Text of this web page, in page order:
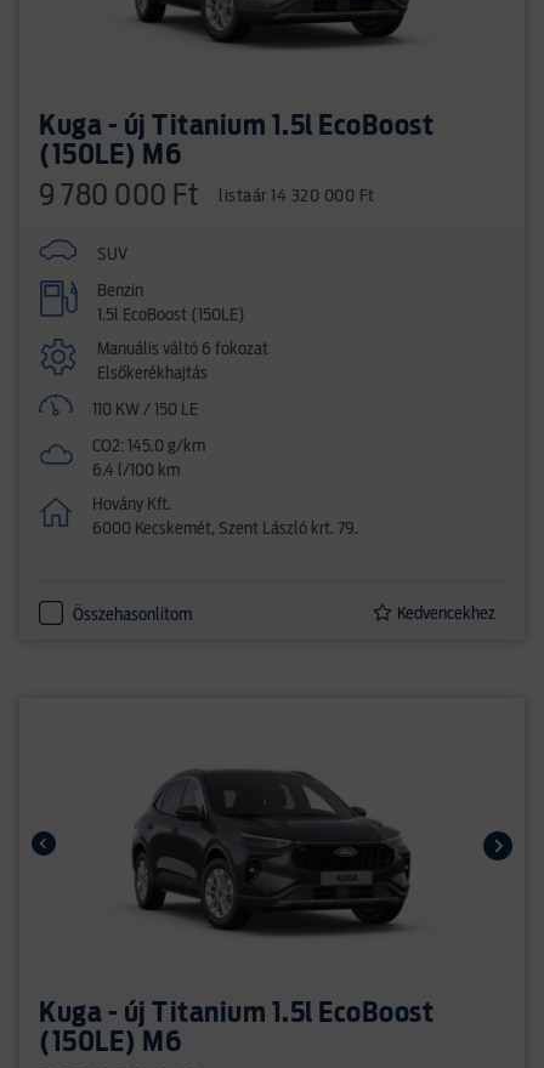
Kuga - új Titanium 1.5l EcoBoost
(150LE) M6
9 780 000 Ft listaár 14 320 000 Ft
SUV
Benzin
1.5l EcoBoost (150LE)
Manuális váltó 6 fokozat
Elsőkerékhajtás
110 KW / 150 LE
CO2: 145.0 g/km
6.4 l/100 km
Hovány Kft.
6000 Kecskemét, Szent László krt. 79.
Összehasonlítom Kedvencekhez
Kuga - új Titanium 1.5l EcoBoost
(150LE) M6